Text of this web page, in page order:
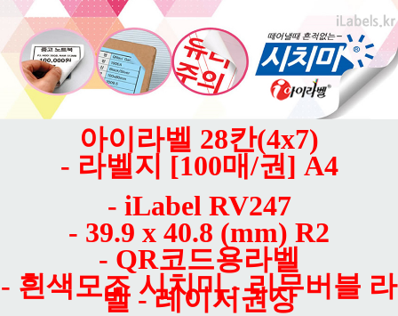
아이라벨 28칸(4x7)
- 라벨지 [100매/권] A4
- iLabel RV247
- 39.9 x 40.8 (mm) R2
- QR코드용라벨
- 흰색모조 시치미 - 리무버블 라
벨 - 레이저권장